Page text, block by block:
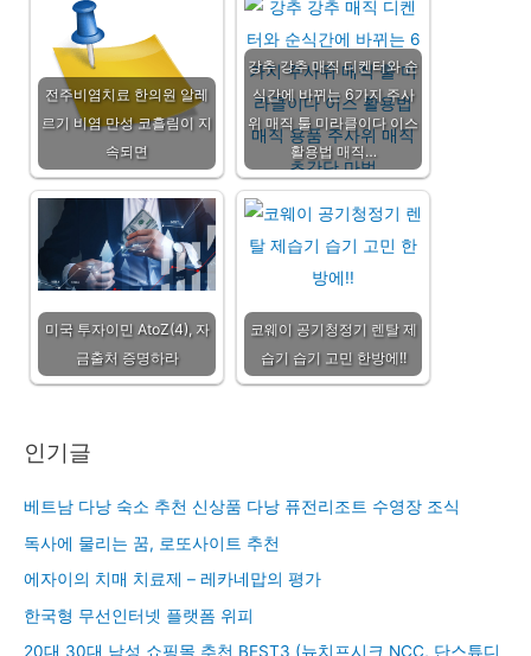
전주비염치료 한의원 알레
르기 비염 만성 코흘림이 지
속되면
강추 강추 매직 디켄터와 순
식간에 바뀌는 6가지 주사
위 매직 툴 미라클이다 이스
활용법 매직…
미국 투자이민 AtoZ(4), 자
금출처 증명하라
코웨이 공기청정기 렌탈 제
습기 습기 고민 한방에!!
인기글
베트남 다낭 숙소 추천 신상품 다낭 퓨전리조트 수영장 조식
독사에 물리는 꿈, 로또사이트 추천
에자이의 치매 치료제 – 레카네맙의 평가
한국형 무선인터넷 플랫폼 위피
20대 30대 남성 쇼핑몰 추천 BEST3 (뉴치프시크 NCC, 단스튜디